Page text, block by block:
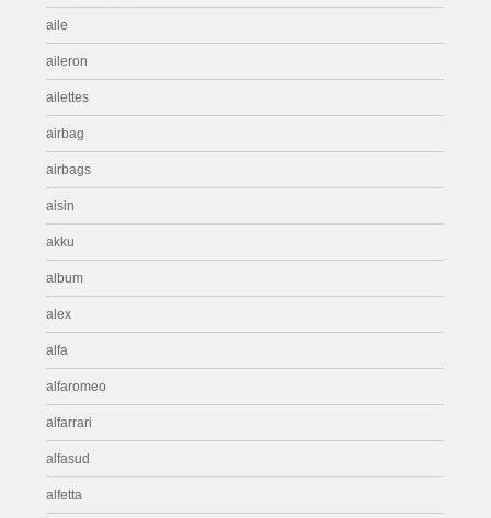
aile
aileron
ailettes
airbag
airbags
aisin
akku
album
alex
alfa
alfaromeo
alfarrari
alfasud
alfetta